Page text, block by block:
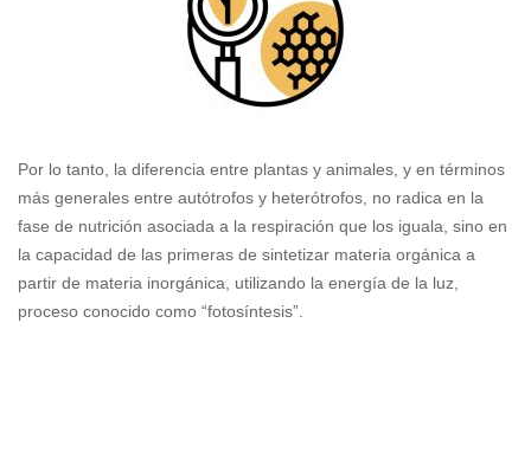
Por lo tanto, la diferencia entre plantas y animales, y en términos
más generales entre autótrofos y heterótrofos, no radica en la
fase de nutrición asociada a la respiración que los iguala, sino en
la capacidad de las primeras de sintetizar materia orgánica a
partir de materia inorgánica, utilizando la energía de la luz,
proceso conocido como “fotosíntesis”.